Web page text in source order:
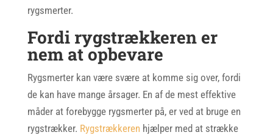
rygsmerter.
Fordi rygstrækkeren er
nem at opbevare
Rygsmerter kan være svære at komme sig over, fordi
de kan have mange årsager. En af de mest effektive
måder at forebygge rygsmerter på, er ved at bruge en
rygstrækker. Rygstrækkeren hjælper med at strække